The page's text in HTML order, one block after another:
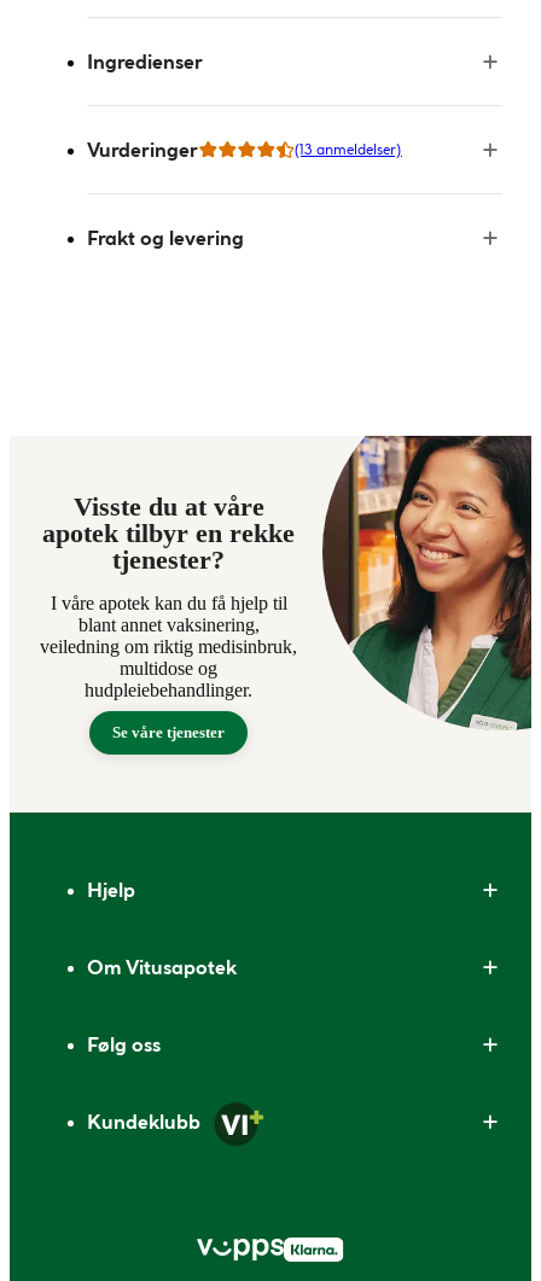
Ingredienser
Vurderinger (13 anmeldelser)
Frakt og levering
Visste du at våre
apotek tilbyr en rekke
tjenester?
I våre apotek kan du få hjelp til
blant annet vaksinering,
veiledning om riktig medisinbruk,
multidose og
hudpleiebehandlinger.
Se våre tjenester
Hjelp
Om Vitusapotek
Følg oss
Kundeklubb